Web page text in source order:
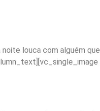
noite louca com alguém